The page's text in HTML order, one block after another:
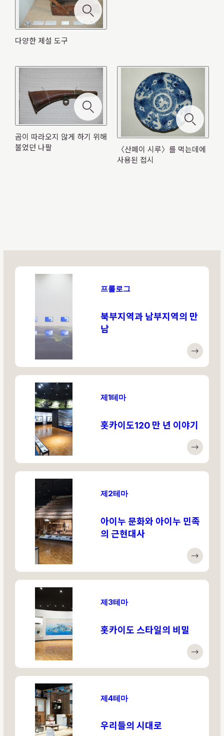
조감도는 새가 하늘을 날아오른 것처럼 높은 곳에서 지리
와 풍경을 내려다 보듯이 그린 그림의 일종입니다. 이 그림
(1926~1989) 20년대에 걸쳐 많은 조감도를 그린 요시다
하쓰사부로가 1936(쇼와 11)년에 완성시킨 작품으로, 병풍
으로 남아 있습니다. 큰 바다, 산천과 호수, 개척지, 도시,
철도와 연락선, 온천의 연기, 그리고 멀리 보이는 대륙과
사할린(가라후토), 쿠릴 열도 … 볼만한 곳이 아주 많습니
다.
로 한 농업을 발전시켜 나가기 위해 서양식의 농업기술을
도입하고, 인재를 육성하기 위해 삿포로 농학교를 설립했
습니다. 그 후에도 다양한 품종개량과 기술 개선 뿐만 아니
라 프라우(쟁기) 등의 서양식 농기구를 말에게 끌게하여
논밭을 갈게 하고 수확은 손으로 하는 등의 홋카이도다운
농업 형태가 형성되어 왔습니다. 이렇게 홋카이도의 광대
한 토지를 이용한 밭 농사, 벼 농사, 낙농의 기초가 구축되
었고, 지금의 홋카이도는 명실상부한 농업의 왕국으로 성
잡힌 청어의 대부분은 “시메카스(깻묵)”이라고 하는 비료
로 가공되었습니다. “청어 찌꺼기”라고도 합니다. 이 큰 가
마솥은 한 번에 대량의 청어를 삶기 위한 것으로 “청어 가
마솥” 으로도 불립니다. 청어 가마솥의 대부분은 도야마현
다카오카 지방에서 제조된 것입니다.
에서는 기계를 사용하지 않고 사람의 힘으로 석탄을 석탄
을 파는 채굴 방식이 이루어졌습니다. 석탄을 채굴하는 현
장인 <막장>에서는 <선산>,<후산>이라고 불리는 사람
이 몇 명으로 이루어진 1조가 되어, 곡괭이, 절도, 정 등의
도구를 사용하여 석탄을 채굴했습니다. 제 1차 세계대전
후에는 착암기와 콜 피크나 콜 드릴 등의 기계를 사용하게
되어 석탄을 효율적으로 캘 수 있게 되었습니다.
이 톱에는 나무를 자르는 톱니 부분 뒤에 톱밥을 모으는 오
니바와 톱밥의 막힘을 방지하는 움푹 패인 구덩이(쿠보미)
가 달려 있습니다. <마도노코> 라고도 불리며 그 전까지
의 톱과 비교해 밀고 당김이 가벼워지고, 단단한 나무가 잘
베어지는 장점이 있었습니다. 이런 장점을 살려, 마도노코
의 움푹 패인 곳의 수를 점점 늘려, 마도노코의 톱니는 6장
뺀 것, 4장 뺀 것, 2장 뺀 것으로 진화하였습니다.
되고 있습니다. 홋카이도에서는 오구라 백인일수의 도리
후다(取札 : 집는 카드 )로서 후박나무 등의 나무 패에 시
모노쿠(下の句: 와카의 넷째와 다섯째 구)를 흘려 쓴 <이
타 가루타>가 사용되었습니다. 이 가루타는 메이지 중기
무렵부터 농어촌을 불문하고 겨울의 실내 오락으로 유행
했습니다. 게임 방법은 가미노쿠(上の句 : 와카의 첫
5·7·5의 3구)가 아닌 시모노쿠를 읽고 목패를 서로 빼앗습
다양한 제설 도구
제설작업에는 주걱 모양의 전용 도구나 철제의 삽이 사용
되었습니다. 주걱 모양의 도구는 나무나 대나무로 만들어
졌으며 <코스키>, <카에스키>, <유키카키>, <죤바> 등
으로 불렸습니다. 제설 장비 중에는 말에게 끌게 하는 <삼
토브나 타코스토브 등으로 불리는 석탄 난로가 사용되었
습니다. 이런 난로 있는 객차는 홋카이도에서 1892(메이
지 25)년 겨울부터 사용되기 시작하여 약 80년간 승객들
에게 친근해졌습니다. 석탄을 보충할 때에는 데렛키,부삽,
석탄함 세 종류의 도구가 사용되었습니다. 한편, 바닥에 있
는 구멍은 청소할 때 쓸어 담는 곳이었지만 승객 중에는 가
래를 뱉는 통으로 사용하는 사람도 있었습니다.
곰이 따라오지 않게 하기 위해
불었던 나팔
우편 배달원부터 시작해서 홋카이도 도청의 공무원, 영림
서(현 삼림관리서) 직원까지 곰이 출몰하는 위험한 지역을
통행하는 다양한 직업을 가진 사람들은 곰을 피하기 위하
여 나팔을 불었습니다. 홋카이도에서는 이런 <구마요케랏
빠(곰을 피하기 위한 나팔)>가 메이지시대(1868~1912)부
터 쇼와(1926~1989) 30~40년대까지 필요했다고 합니
다.
〈산페이 시루〉를 먹는데에
사용된 접시
프롤로그
북부지역과 남부지역의 만
남
제1테마
홋카이도120 만 년 이야기
제2테마
아이누 문화와 아이누 민족
의 근현대사
제3테마
홋카이도 스타일의 비밀
제4테마
우리들의 시대로